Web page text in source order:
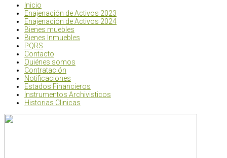
Inicio
Enajenación de Activos 2023
Enajenación de Activos 2024
Bienes muebles
Bienes Inmuebles
PQRS
Contacto
Quiénes somos
Contratación
Notificaciones
Estados Financieros
Instrumentos Archivisticos
Historias Clinicas